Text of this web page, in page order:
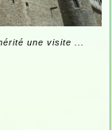
une visite ...